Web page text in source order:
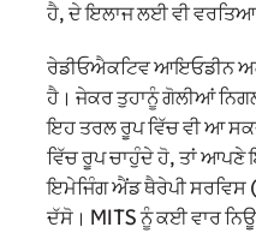
ਹੈ, ਦੇ ਇਲਾਜ ਲਈ ਵੀ ਵਰਤਿਆ
ਰੇਡੀਓਐਕਟਿਵ ਆਇਓਡੀਨ
ਹੈ। ਜੇਕਰ ਤੁਹਾਨੂੰ ਗੋਲੀਆਂ
ਇਹ ਤਰਲ ਰੂਪ ਵਿੱਚ ਵੀ ਆ
ਵਿੱਚ ਰੂਪ ਚਾਹੁੰਦੇ ਹੋ, ਤਾਂ ਆਪਣੇ
ਇਮੇਜਿੰਗ ਐਂਡ ਥੈਰੇਪੀ ਸਰਵਿਸ
ਦੱਸੋ। MITS ਨੂੰ ਕਈ ਵਾਰ